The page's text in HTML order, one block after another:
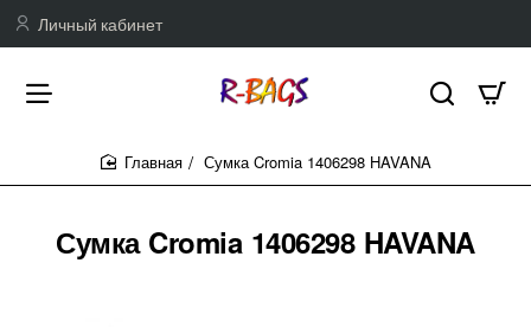
Личный кабинет
Сумка Cromia 1406298 HAVANA
Сумка Cromia 1406298 HAVANA